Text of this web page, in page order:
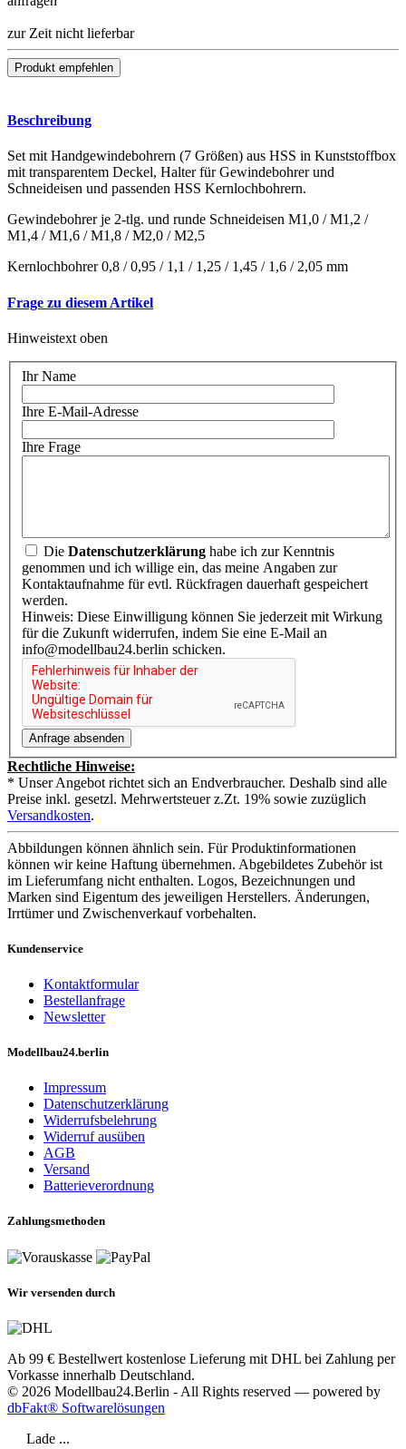
zur Zeit nicht lieferbar
Beschreibung
Set mit Handgewindebohrern (7 Größen) aus HSS in Kunststoffbox
mit transparentem Deckel, Halter für Gewindebohrer und
Schneideisen und passenden HSS Kernlochbohrern.
Gewindebohrer je 2-tlg. und runde Schneideisen M1,0 / M1,2 /
M1,4 / M1,6 / M1,8 / M2,0 / M2,5
Kernlochbohrer 0,8 / 0,95 / 1,1 / 1,25 / 1,45 / 1,6 / 2,05 mm
Frage zu diesem Artikel
Hinweistext oben
Ihr Name
Ihre E-Mail-Adresse
Ihre Frage
Die Datenschutzerklärung habe ich zur Kenntnis
genommen und ich willige ein, das meine Angaben zur
Kontaktaufnahme für evtl. Rückfragen dauerhaft gespeichert
werden.
Hinweis: Diese Einwilligung können Sie jederzeit mit Wirkung
für die Zukunft widerrufen, indem Sie eine E-Mail an
info@modellbau24.berlin schicken.
Rechtliche Hinweise:
* Unser Angebot richtet sich an Endverbraucher. Deshalb sind alle
Preise inkl. gesetzl. Mehrwertsteuer z.Zt. 19% sowie zuzüglich
Versandkosten.
Abbildungen können ähnlich sein. Für Produktinformationen
können wir keine Haftung übernehmen. Abgebildetes Zubehör ist
im Lieferumfang nicht enthalten. Logos, Bezeichnungen und
Marken sind Eigentum des jeweiligen Herstellers. Änderungen,
Irrtümer und Zwischenverkauf vorbehalten.
Kundenservice
Kontaktformular
Bestellanfrage
Newsletter
Modellbau24.berlin
Impressum
Datenschutzerklärung
Widerrufsbelehrung
Widerruf ausüben
AGB
Versand
Batterieverordnung
Zahlungsmethoden
Wir versenden durch
Ab 99 € Bestellwert kostenlose Lieferung mit DHL bei Zahlung per
Vorkasse innerhalb Deutschland.
© 2026 Modellbau24.Berlin - All Rights reserved — powered by
dbFakt® Softwarelösungen
Lade ...